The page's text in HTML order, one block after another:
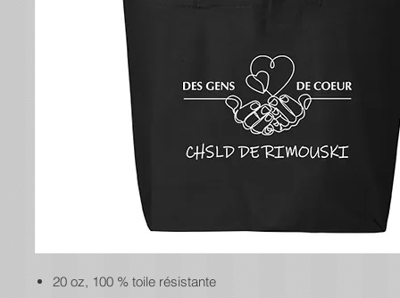
20 oz, 100 % toile résistante